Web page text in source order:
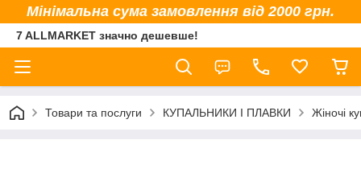
Мінімальна сума замовлення від 2000 грн.
7 ALLMARKET значно дешевше!
Товари та послуги КУПАЛЬНИКИ І ПЛАВКИ Жіночі